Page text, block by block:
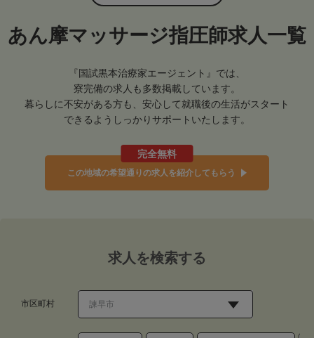
あん摩マッサージ指圧師求人一覧
『国試黒本治療家エージェント』では、
寮完備の求人も多数掲載しています。
暮らしに不安がある方も、安心して就職後の生活がスタート
できるようしっかりサポートいたします。
完全無料
この地域の希望通りの求人を紹介してもらう
求人を検索する
市区町村